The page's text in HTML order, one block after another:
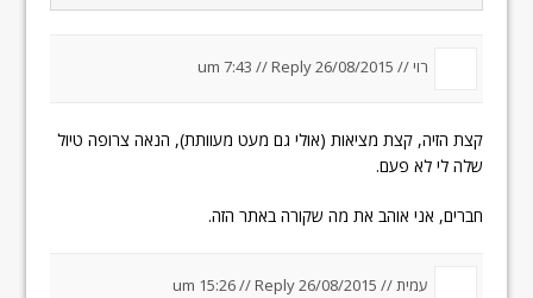
רוי // 26/08/2015 um 7:43
//Reply
קצת הזיה, קצת מציאות (אולי גם מעט מעוותת), הנאה צרופה טיול
שלה לי לא פעם.
חברים, אני אוהב את מה שקורה באתר הזה.
עמית // 26/08/2015 um 15:26
//Reply